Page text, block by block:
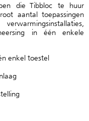
die Tibbloc te huur
aantal toepassingen
in één enkele
enkel toestel